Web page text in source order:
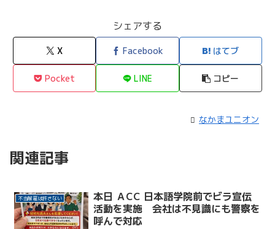
シェアする
X Facebook はてブ
Pocket LINE コピー
なかまユニオン
関連記事
不当解雇は許さない
本日 ＡCC 日本語学院前でビラ宣伝
活動を実施 会社は不見識にも警察を
呼んで対応